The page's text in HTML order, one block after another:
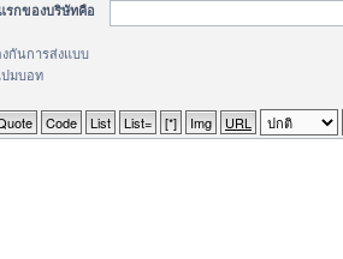
รกของบริษัทคือ
กันการส่งแบบ
มบอท